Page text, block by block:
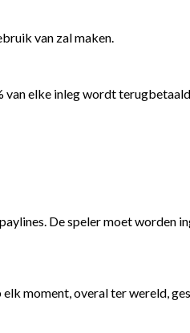
van zal maken.
elke inleg wordt
De speler moet worden
moment, overal ter wereld,